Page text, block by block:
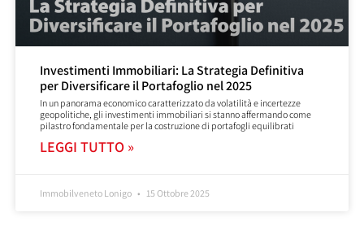
Investimenti Immobiliari: La Strategia Definitiva
per Diversificare il Portafoglio nel 2025
In un panorama economico caratterizzato da volatilità e incertezze
geopolitiche, gli investimenti immobiliari si stanno affermando come
pilastro fondamentale per la costruzione di portafogli equilibrati
LEGGI TUTTO »
Immobilveneto Lonigo 15 Ottobre 2025